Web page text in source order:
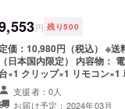
す。通常3週間程度で配送さ
、稀に１か月を超えること
円 残り500
定価：10,980円（税込） ※送
（日本国内限定） 内容物：
台×1 クリップ×1 リモコン×1
電池（2本）×1 Type-Cケーブ
日本語取扱説明書×1 1.製造拠点：中
支援者：0人
お届け予定：2024年03月